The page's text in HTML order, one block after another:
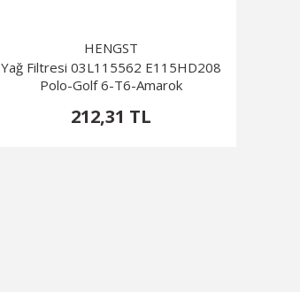
HENGST
Yağ Filtresi 03L115562 E115HD208
Polo-Golf 6-T6-Amarok
212,31 TL